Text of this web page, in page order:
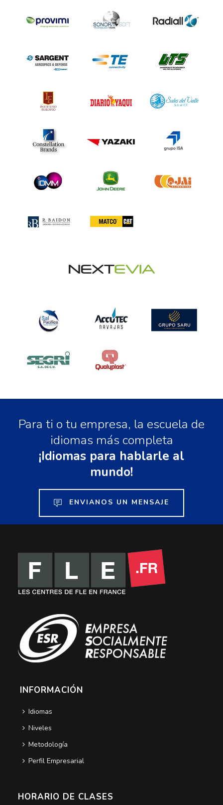
Para ti o tu empresa, la escuela de
idiomas más completa
¡Idiomas para hablarle al
mundo!
ENVIANOS UN MENSAJE
INFORMACIÓN
Idiomas
Niveles
Metodología
Perfil Empresarial
HORARIO DE CLASES